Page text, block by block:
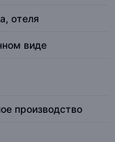
отеля
виде
производство